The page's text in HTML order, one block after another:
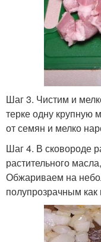
Шаг 3. Чистим и
терке одну крупную
от семян и мелко
Шаг 4. В сковороде
растительного
Обжариваем на
полупрозрачным